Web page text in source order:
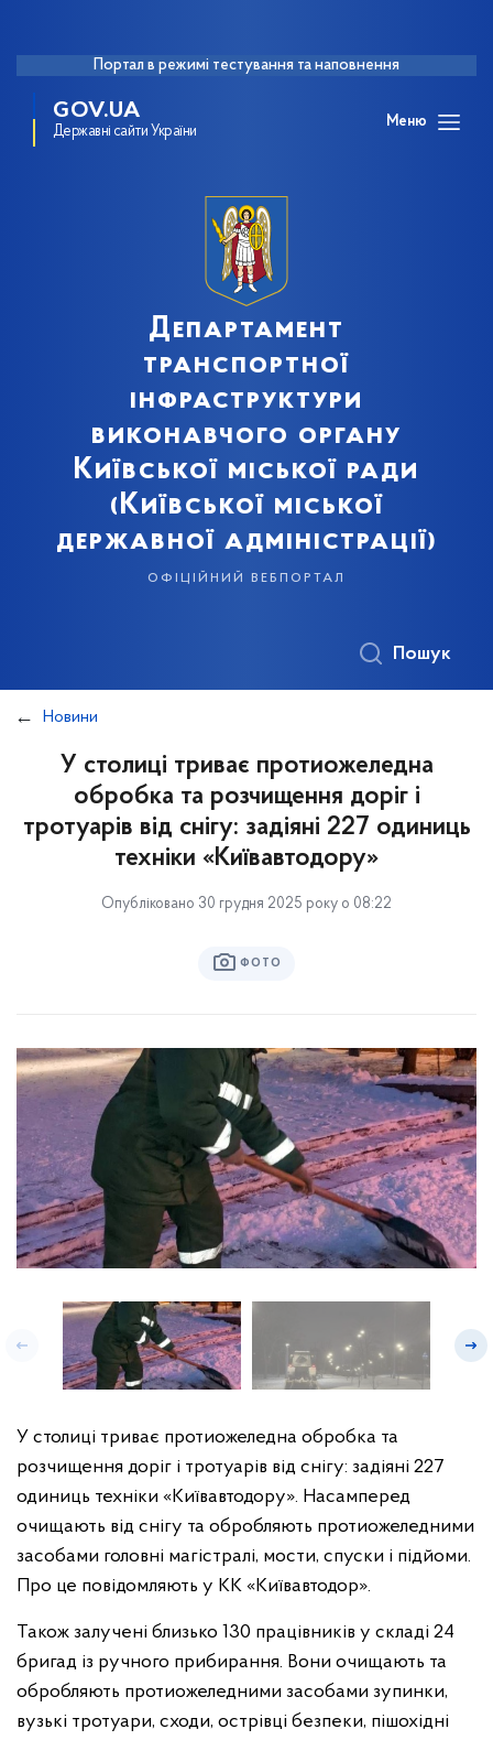
Портал в режимі тестування та наповнення
GOV.UA
Державні сайти України
Меню
Департамент
транспортної
інфраструктури
виконавчого органу
Київської міської ради
(Київської міської
державної адміністрації)
офіційний вебпортал
Пошук
Новини
У столиці триває протиожеледна
обробка та розчищення доріг і
тротуарів від снігу: задіяні 227 одиниць
техніки «Київавтодору»
Опубліковано 30 грудня 2025 року о 08:22
ФОТО
У столиці триває протиожеледна обробка та
розчищення доріг і тротуарів від снігу: задіяні 227
одиниць техніки «Київавтодору». Насамперед
очищають від снігу та обробляють протиожеледними
засобами головні магістралі, мости, спуски і підйоми.
Про це повідомляють у КК «Київавтодор».
Також залучені близько 130 працівників у складі 24
бригад із ручного прибирання. Вони очищають та
обробляють протиожеледними засобами зупинки,
вузькі тротуари, сходи, острівці безпеки, пішохідні